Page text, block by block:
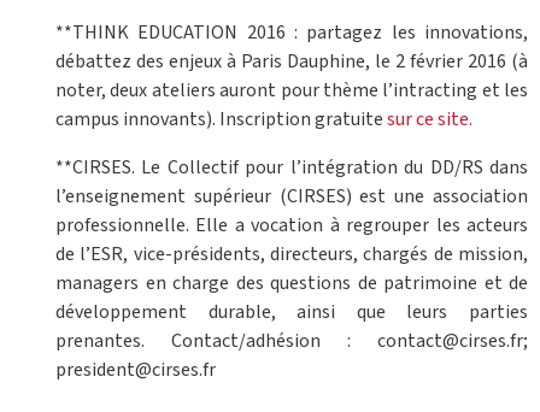
**THINK EDUCATION 2016 : partagez les innovations,
débattez des enjeux à Paris Dauphine, le 2 février 2016 (à
noter, deux ateliers auront pour thème l’intracting et les
campus innovants). Inscription gratuitesur ce site.
**CIRSES. Le Collectif pour l’intégration du DD/RS dans
l’enseignement supérieur (CIRSES) est une association
professionnelle. Elle a vocation à regrouper les acteurs
de l’ESR, vice-présidents, directeurs, chargés de mission,
managers en charge des questions de patrimoine et de
développement durable, ainsi que leurs parties
prenantes. Contact/adhésion : contact@cirses.fr;
president@cirses.fr